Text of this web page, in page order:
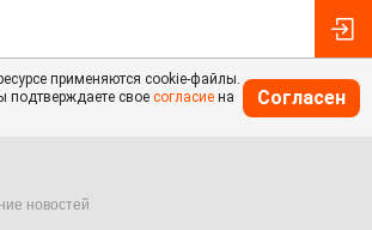
применяются cookie-файлы.
подтверждаете свое согласие на
Согласен
новостей